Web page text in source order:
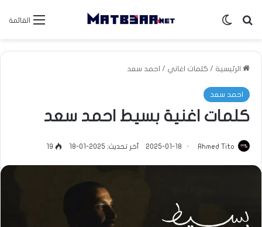
القائمة بحث عنالوضع المظلم
الرئيسية / كلمات اغاني / احمد سعد
احمد سعد
كلمات اغنية بسيط احمد سعد
Ahmed Tito
2025-01-18 آخر تحديث: 2025-01-18 19